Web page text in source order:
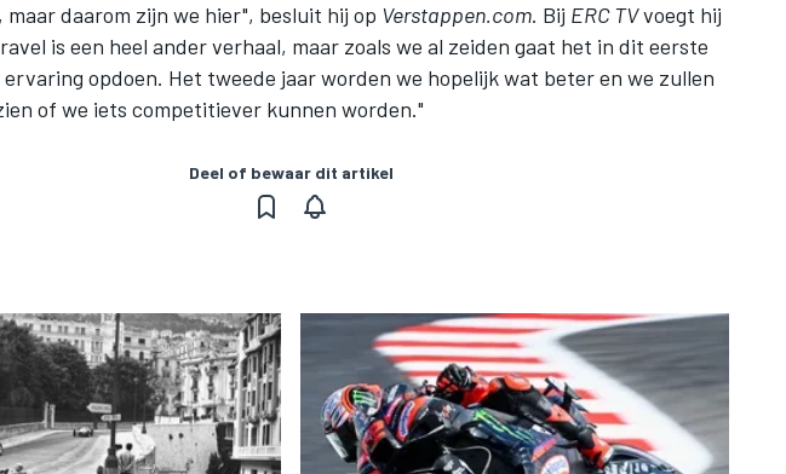
daarom zijn we hier", besluit hij op Verstappen.com. Bij ERC TVvoegt hij
is een heel ander verhaal, maar zoals we al zeiden gaat het in dit eerste
ervaring opdoen. Het tweede jaar worden we hopelijk wat beter en we zullen
of we iets competitiever kunnen worden."
Deel of bewaar dit artikel